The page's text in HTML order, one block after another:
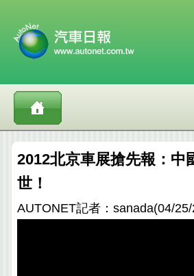
2012北京車展搶先報：中
世！
AUTONET記者：sanada(04/